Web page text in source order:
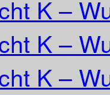
K –
K –
K –